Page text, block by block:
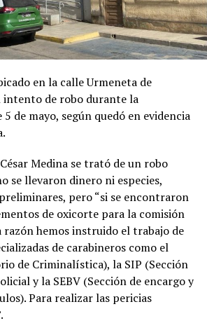
en la calle Urmeneta de
de robo durante la
5 de mayo, según quedó en evidencia
Medina se trató de un robo
se llevaron dinero ni especies,
pero “si se encontraron
de oxicorte para la comisión
razón hemos instruido el trabajo de
de carabineros como el
de Criminalística), la SIP (Sección
y la SEBV (Sección de encargo y
Para realizar las pericias